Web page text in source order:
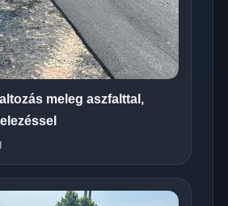
meleg aszfalttal,